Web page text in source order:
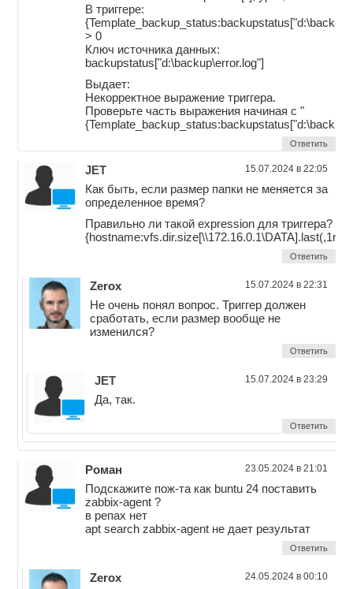
В триггере:
> 0
Ключ источника данных:
backupstatus["d:\backup\error.log"]
Выдает:
Некорректное выражение триггера.
Проверьте часть выражения начиная с "
Ответить
JET 15.07.2024 в 22:05
Как быть, если размер папки не меняется за
определенное время?
Правильно ли такой expression для триггера?
Ответить
Zerox 15.07.2024 в 22:31
Не очень понял вопрос. Триггер должен
сработать, если размер вообще не
изменился?
Ответить
JET 15.07.2024 в 23:29
Да, так.
Ответить
Роман 23.05.2024 в 21:01
Подскажите пож-та как buntu 24 поставить
zabbix-agent ?
в репах нет
apt search zabbix-agent не дает результат
Ответить
Zerox 24.05.2024 в 00:10